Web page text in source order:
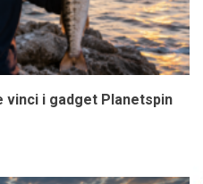
vinci i gadget Planetspin